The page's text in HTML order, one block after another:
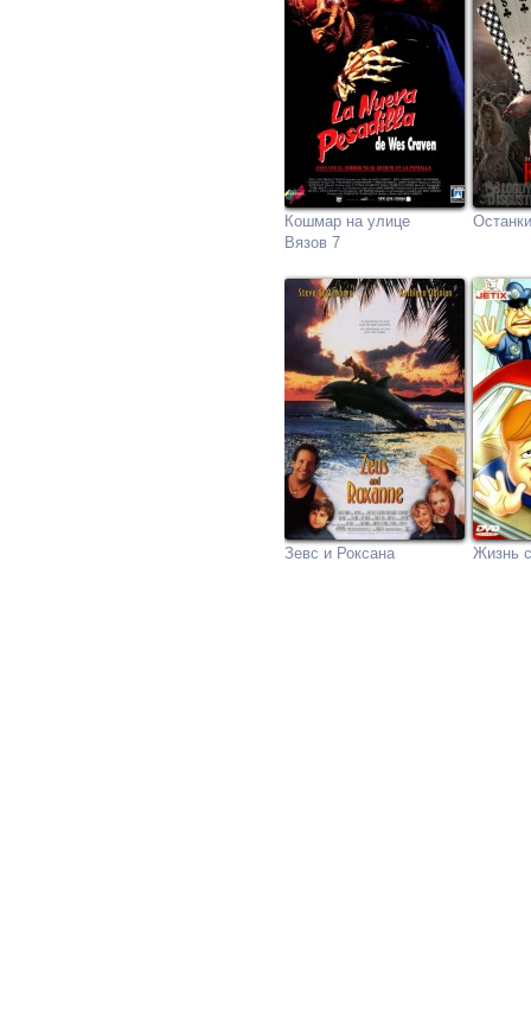
Кошмар на улице
Вязов 7
Останки
Зевс и Роксана Жизнь